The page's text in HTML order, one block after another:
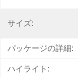
サイズ:
パッケージの詳細:
ハイライト: